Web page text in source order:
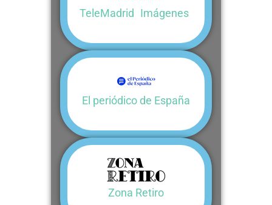
TeleMadrid Imágenes
El periódico de España
Zona Retiro